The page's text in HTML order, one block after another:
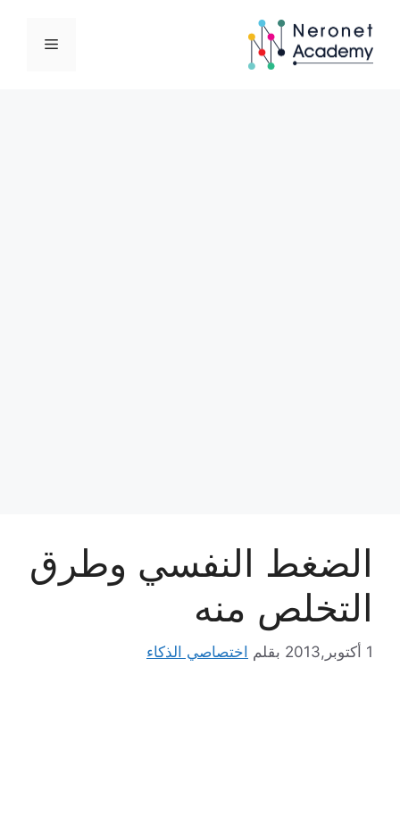
المحتوى
القائمة
الضغط النفسي وطرق
التخلص منه
1 أكتوبر,2013 بقلم اختصاصي الذكاء